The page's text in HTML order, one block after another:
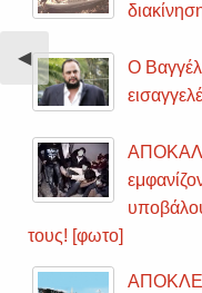
Previous
Slide
◀︎
Ο
τους! [φωτο]